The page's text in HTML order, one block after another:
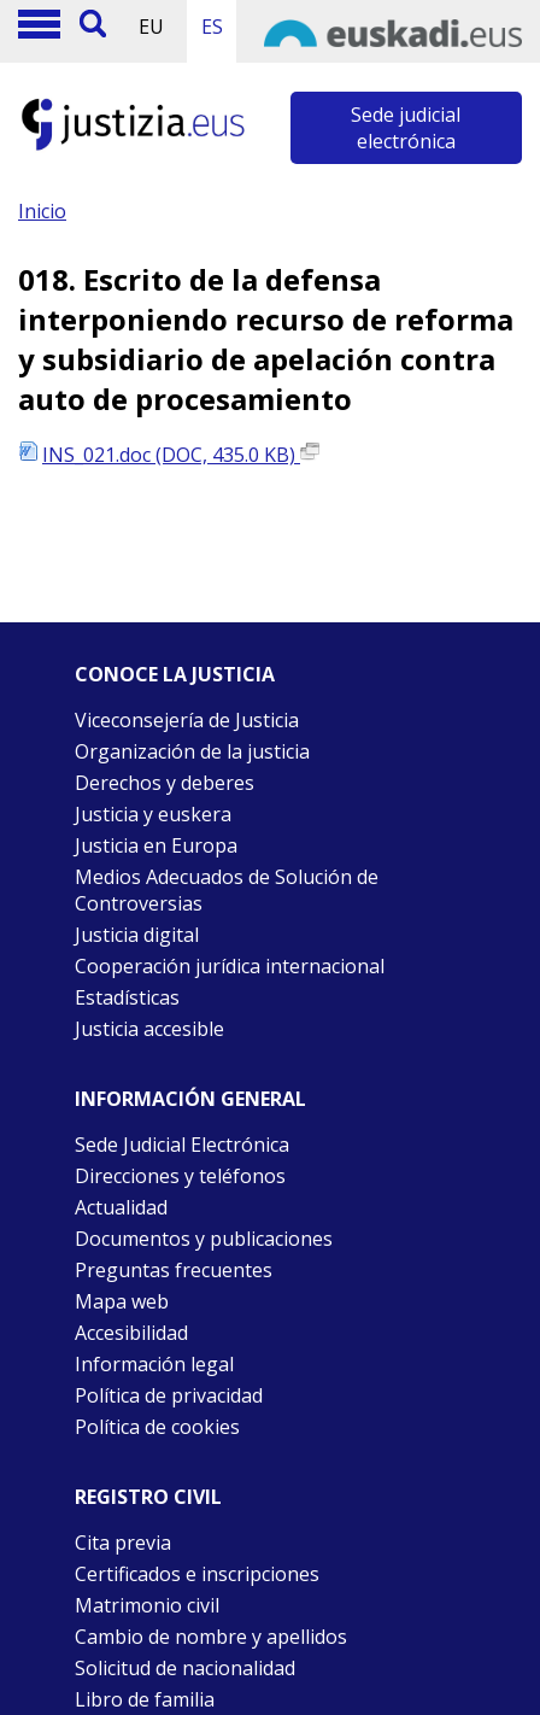
EU ES
Sede judicial
electrónica
Inicio
018. Escrito de la defensa
interponiendo recurso de reforma
y subsidiario de apelación contra
auto de procesamiento
INS_021.doc (DOC, 435.0 KB)
CONOCE LA JUSTICIA
Viceconsejería de Justicia
Organización de la justicia
Derechos y deberes
Justicia y euskera
Justicia en Europa
Medios Adecuados de Solución de
Controversias
Justicia digital
Cooperación jurídica internacional
Estadísticas
Justicia accesible
INFORMACIÓN GENERAL
Sede Judicial Electrónica
Direcciones y teléfonos
Actualidad
Documentos y publicaciones
Preguntas frecuentes
Mapa web
Accesibilidad
Información legal
Política de privacidad
Política de cookies
REGISTRO CIVIL
Cita previa
Certificados e inscripciones
Matrimonio civil
Cambio de nombre y apellidos
Solicitud de nacionalidad
Libro de familia